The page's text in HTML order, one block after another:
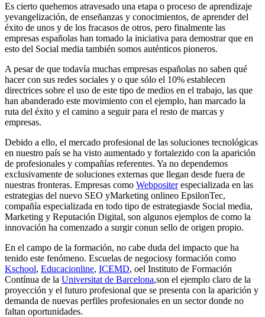
Es cierto quehemos atravesado una etapa o proceso de aprendizaje
yevangelización, de enseñanzas y conocimientos, de aprender del
éxito de unos y de los fracasos de otros, pero finalmente las
empresas españolas han tomado la iniciativa para demostrar que en
esto del Social media también somos auténticos pioneros.
A pesar de que todavía muchas empresas españolas no saben qué
hacer con sus redes sociales y o que sólo el 10% establecen
directrices sobre el uso de este tipo de medios en el trabajo, las que
han abanderado este movimiento con el ejemplo, han marcado la
ruta del éxito y el camino a seguir para el resto de marcas y
empresas.
Debido a ello, el mercado profesional de las soluciones tecnológicas
en nuestro país se ha visto aumentado y fortalezido con la aparición
de profesionales y compañías referentes. Ya no dependemos
exclusivamente de soluciones externas que llegan desde fuera de
nuestras fronteras. Empresas como Webpositerespecializada en las
estrategias del nuevo SEO yMarketing onlineo EpsilonTec,
compañía especializada en todo tipo de estrategiasde Social media,
Marketing y Reputación Digital, son algunos ejemplos de como la
innovación ha comenzado a surgir conun sello de origen propio.
En el campo de la formación, no cabe duda del impacto que ha
tenido este fenómeno. Escuelas de negociosy formación como
Kschool, Educacionline, ICEMD, oel Instituto de Formación
Contínua de la Universitat de Barcelona,son el ejemplo claro de la
proyección y el futuro profesional que se presenta con la aparición y
demanda de nuevas perfiles profesionales en un sector donde no
faltan oportunidades.